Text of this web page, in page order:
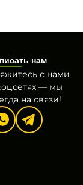
нам
с нами
— мы
на связи!